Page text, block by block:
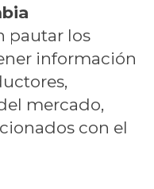
pautar los
información
mercado,
con el